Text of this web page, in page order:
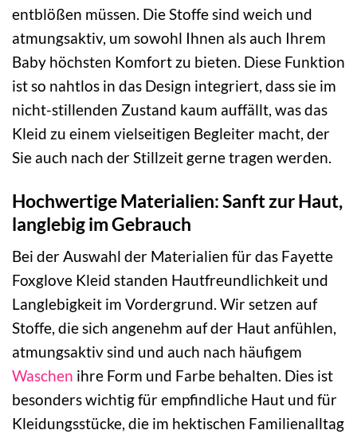
entblößen müssen. Die Stoffe sind weich und
atmungsaktiv, um sowohl Ihnen als auch Ihrem
Baby höchsten Komfort zu bieten. Diese Funktion
ist so nahtlos in das Design integriert, dass sie im
nicht-stillenden Zustand kaum auffällt, was das
Kleid zu einem vielseitigen Begleiter macht, der
Sie auch nach der Stillzeit gerne tragen werden.
Hochwertige Materialien: Sanft zur Haut,
langlebig im Gebrauch
Bei der Auswahl der Materialien für das Fayette
Foxglove Kleid standen Hautfreundlichkeit und
Langlebigkeit im Vordergrund. Wir setzen auf
Stoffe, die sich angenehm auf der Haut anfühlen,
atmungsaktiv sind und auch nach häufigem
Waschen ihre Form und Farbe behalten. Dies ist
besonders wichtig für empfindliche Haut und für
Kleidungsstücke, die im hektischen Familienalltag